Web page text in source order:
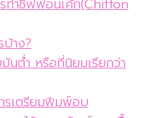
าง?
มันต่ำ หรือที่นิยมเรียกว่า
รเตรียมพิมพ์อบ